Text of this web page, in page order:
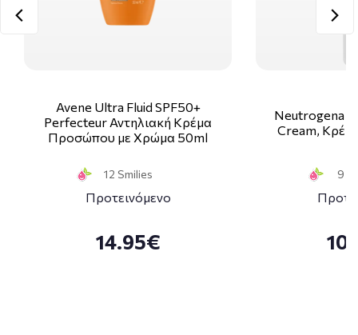
Avene Ultra Fluid SPF50+
Perfecteur Αντηλιακή Κρέμα
Προσώπου με Χρώμα 50ml
12 Smilies
Προτεινόμενο
14.95€
Neutrogena
Cream,
9